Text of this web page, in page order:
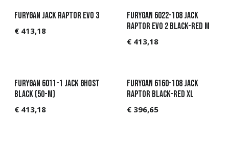
Furygan Jack Raptor Evo 3
€ 413,18
Furygan 6022-108 Jack
Raptor Evo 2 Black-Red M
€ 413,18
Furygan 6011-1 Jack Ghost
Black (50-M)
€ 413,18
Furygan 6160-108 Jack
Raptor Black-Red XL
€ 396,65